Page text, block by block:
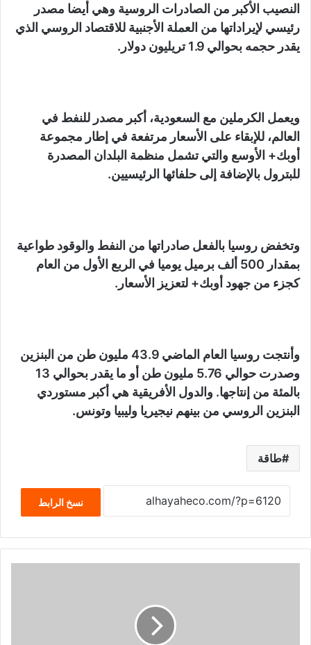
النصيب الأكبر من الصادرات الروسية وهي أيضا مصدر
رئيسي لإيراداتها من العملة الأجنبية للاقتصاد الروسي الذي
يقدر حجمه بحوالي 1.9 تريليون دولار.
ويعمل الكرملين مع السعودية، أكبر مصدر للنفط في
العالم، للإبقاء على الأسعار مرتفعة في إطار مجموعة
أوبك+ الأوسع والتي تشمل منظمة البلدان المصدرة
للبترول بالإضافة إلى حلفائها الرئيسيين.
وتخفض روسيا بالفعل صادراتها من النفط والوقود طواعية
بمقدار 500 ألف برميل يوميا في الربع الأول من العام
كجزء من جهود أوبك+ لتعزيز الأسعار.
وأنتجت روسيا العام الماضي 43.9 مليون طن من البنزين
وصدرت حوالي 5.76 مليون طن أو ما يقدر بحوالي 13
بالمئة من إنتاجها. والدول الأفريقية هي أكبر مستوردي
البنزين الروسي من بينهم نيجيريا وليبيا وتونس.
طاقة
نسخ الرابط